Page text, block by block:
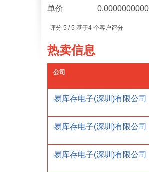
单价 0.0000000000
评分 5 / 5 基于4个客户评分
热卖信息
公司
易库存电子(深圳)有限公司
易库存电子(深圳)有限公司
易库存电子(深圳)有限公司